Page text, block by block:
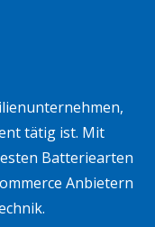
tätig ist. Mit
Batteriearten
Anbietern